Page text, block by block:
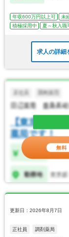
年収600万円以上可 未
積極採用中
夏～秋入職
求人の詳細
更新日：2026年8月7日
正社員 調剤薬局